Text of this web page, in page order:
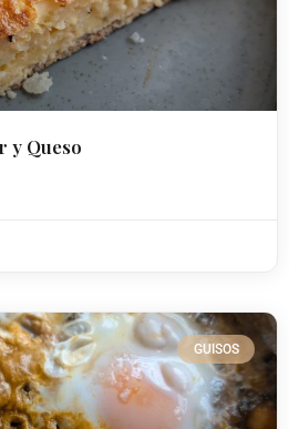
Queso
GUISOS